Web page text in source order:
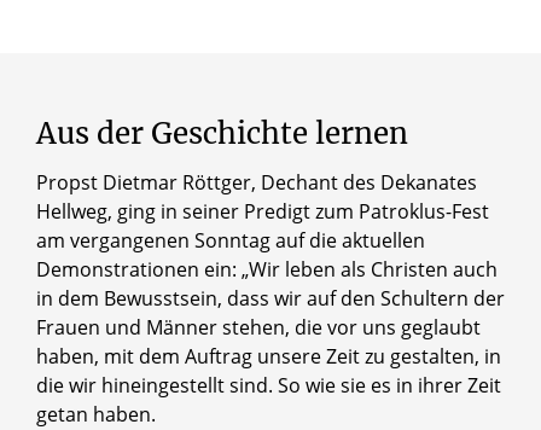
Aus der Geschichte lernen
Propst Dietmar Röttger, Dechant des Dekanates
Hellweg, ging in seiner Predigt zum Patroklus-Fest
am vergangenen Sonntag auf die aktuellen
Demonstrationen ein: „Wir leben als Christen auch
in dem Bewusstsein, dass wir auf den Schultern der
Frauen und Männer stehen, die vor uns geglaubt
haben, mit dem Auftrag unsere Zeit zu gestalten, in
die wir hineingestellt sind. So wie sie es in ihrer Zeit
getan haben.